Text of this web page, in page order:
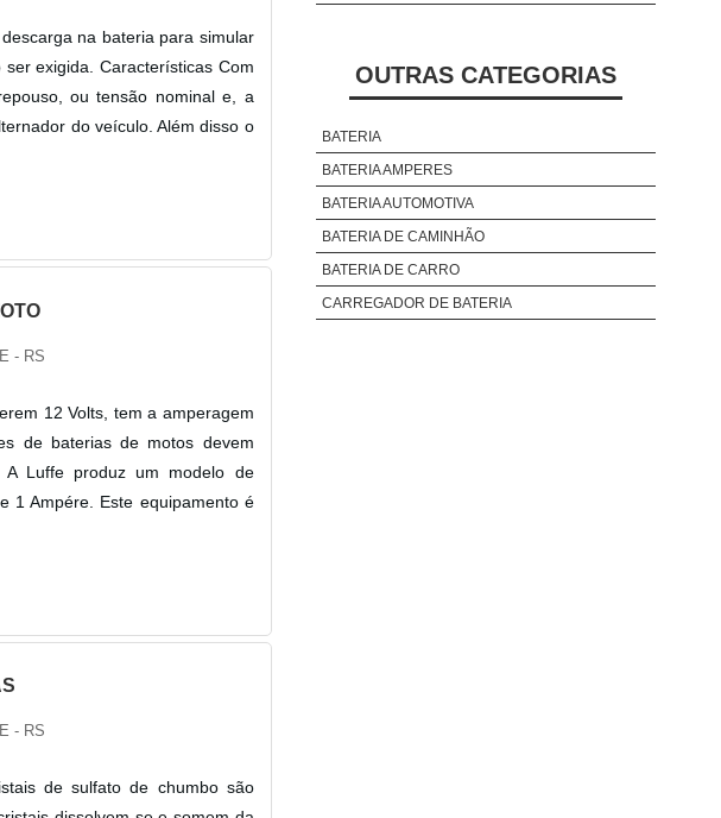
na bateria para simular
exigida. Características Com
ou tensão nominal e, a
do veículo. Além disso o
- RS
12 Volts, tem a amperagem
de baterias de motos devem
Luffe produz um modelo de
1 Ampére. Este equipamento é
- RS
de sulfato de chumbo são
OUTRAS CATEGORIAS
BATERIA
BATERIA AMPERES
BATERIA AUTOMOTIVA
BATERIA DE CAMINHÃO
BATERIA DE CARRO
CARREGADOR DE BATERIA